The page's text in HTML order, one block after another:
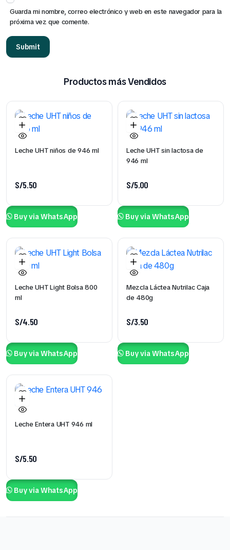
Guarda mi nombre, correo electrónico y web en este navegador para la
próxima vez que comente.
Productos más Vendidos
Leche UHT niños de 946 ml
S/5.50
Buy via WhatsApp
Leche UHT sin lactosa de
946 ml
S/5.00
Buy via WhatsApp
Leche UHT Light Bolsa 800
ml
S/4.50
Buy via WhatsApp
Mezcla Láctea Nutrilac Caja
de 480g
S/3.50
Buy via WhatsApp
Leche Entera UHT 946 ml
S/5.50
Buy via WhatsApp